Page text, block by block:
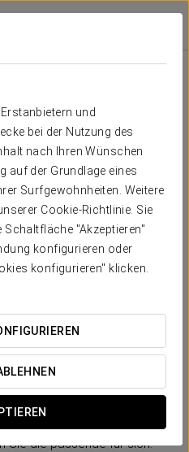
und
bei der Nutzung des
nach Ihren Wünschen
auf der Grundlage eines
Surfgewohnheiten. Weitere
Cookie-Richtlinie. Sie
Schaltfläche "Akzeptieren"
konfigurieren oder
konfigurieren" klicken.
pass
Sie sich von der Ruhe
und krönen Sie den Tag mit
im Restaurant Verema. Der
zu lassen, neue Energie zu
zu genießen.
Sie die passende für sich: